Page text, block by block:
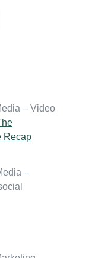
– Video
Recap
–